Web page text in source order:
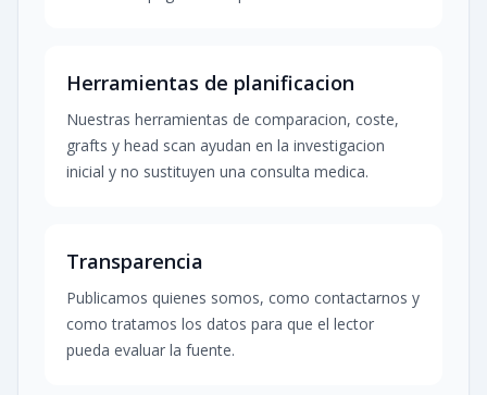
Herramientas de planificacion
Nuestras herramientas de comparacion, coste,
grafts y head scan ayudan en la investigacion
inicial y no sustituyen una consulta medica.
Transparencia
Publicamos quienes somos, como contactarnos y
como tratamos los datos para que el lector
pueda evaluar la fuente.